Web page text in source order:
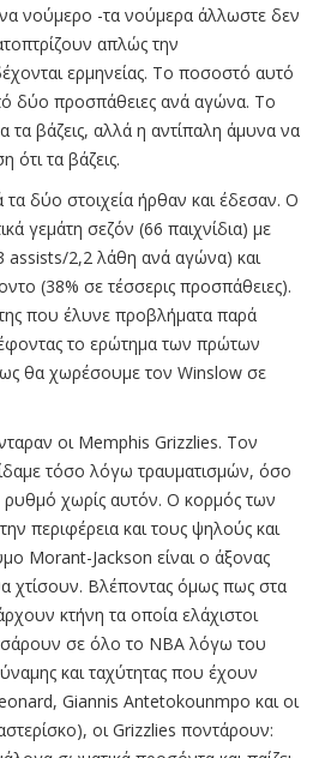
νούμερο -τα νούμερα άλλωστε δεν
απλώς την
ερμηνείας. Το ποσοστό αυτό
δύο προσπάθειες ανά αγώνα. Το
τα βάζεις, αλλά η αντίπαλη άμυνα να
ότι τα βάζεις.
δύο στοιχεία ήρθαν και έδεσαν. Ο
γεμάτη σεζόν (66 παιχνίδια) με
assists/2,2 λάθη ανά αγώνα) και
(38% σε τέσσερις προσπάθειες).
που έλυνε προβλήματα παρά
το ερώτημα των πρώτων
θα χωρέσουμε τον Winslow σε
οι Memphis Grizzlies. Τον
τόσο λόγω τραυματισμών, όσο
ρυθμό χωρίς αυτόν. Ο κορμός των
περιφέρεια και τους ψηλούς και
Morant-Jackson είναι ο άξονας
χτίσουν. Βλέποντας όμως πως στα
κτήνη τα οποία ελάχιστοι
σε όλο το NBA λόγω του
και ταχύτητας που έχουν
Giannis Antetokounmpo και οι
οι Grizzlies ποντάρουν: